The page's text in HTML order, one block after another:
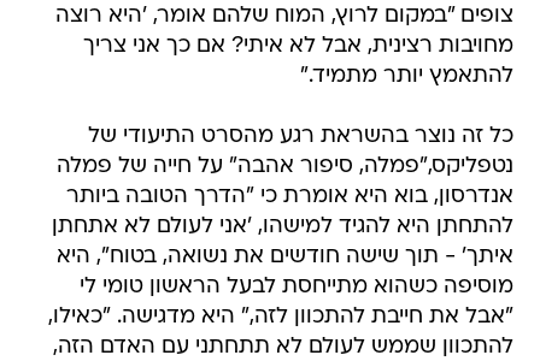
צופים "במקום לרוץ, המוח שלהם אומר, 'היא רוצה
מחויבות רצינית, אבל לא איתי? אם כך אני צריך
להתאמץ יותר מתמיד."
כל זה נוצר בהשראת רגע מהסרט התיעודי של
נטפליקס,"פמלה, סיפור אהבה" על חייה של פמלה
אנדרסון, בוא היא אומרת כי "הדרך הטובה ביותר
להתחתן היא להגיד למישהו, 'אני לעולם לא אתחתן
איתך' - תוך שישה חודשים את נשואה, בטוח", היא
מוסיפה כשהוא מתייחסת לבעל הראשון טומי לי
"אבל את חייבת להתכוון לזה," היא מדגישה. "כאילו,
להתכוון שממש לעולם לא תתחתני עם האדם הזה,